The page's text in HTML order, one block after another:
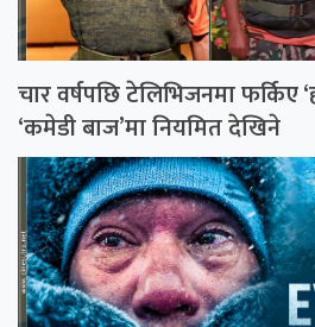
चार वर्षपछि टेलिभिजनमा फर्किए
‘कमेडी बाज’मा नियमित देखिने